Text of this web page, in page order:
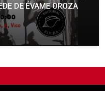
DE ÉVAME OROZA